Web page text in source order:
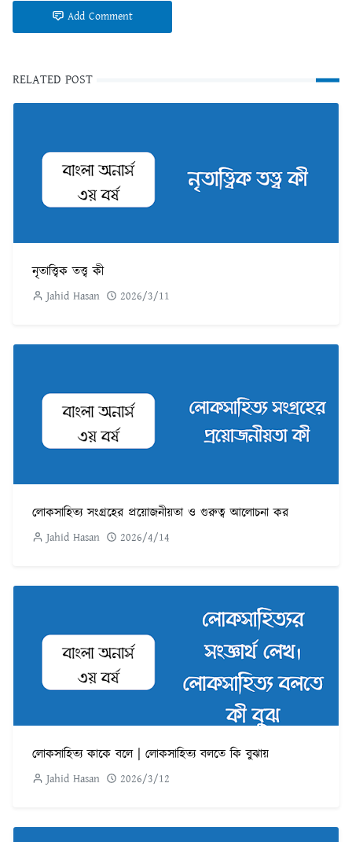
Add Comment
RELATED POST
নৃতাত্ত্বিক তত্ত্ব কী
Jahid Hasan 2026/3/11
লোকসাহিত্য সংগ্রহের প্রয়োজনীয়তা ও গুরুত্ব আলোচনা কর
Jahid Hasan 2026/4/14
লোকসাহিত্য কাকে বলে | লোকসাহিত্য বলতে কি বুঝায়
Jahid Hasan 2026/3/12